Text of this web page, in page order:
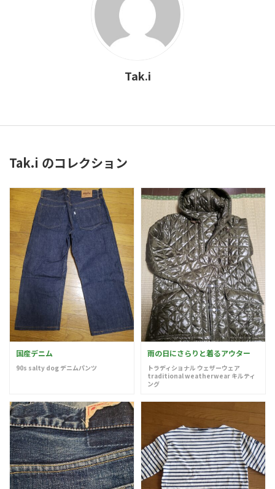
Tak.i
Tak.i のコレクション
国産デニム
90s salty dog デニムパンツ
雨の日にさらりと着るアウター
トラディショナル ウェザーウェア
traditional weatherwear キルティ
ング